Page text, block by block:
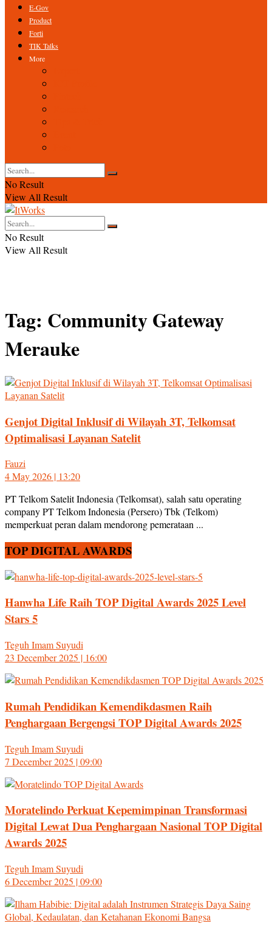
E-Gov
Product
Forti
TIK Talks
More
No Result
View All Result
No Result
View All Result
Tag: Community Gateway
Merauke
Genjot Digital Inklusif di Wilayah 3T, Telkomsat
Optimalisasi Layanan Satelit
Fauzi
4 May 2026 | 13:20
PT Telkom Satelit Indonesia (Telkomsat), salah satu operating
company PT Telkom Indonesia (Persero) Tbk (Telkom)
memperkuat peran dalam mendorong pemerataan ...
TOP DIGITAL AWARDS
Hanwha Life Raih TOP Digital Awards 2025 Level
Stars 5
Teguh Imam Suyudi
23 December 2025 | 16:00
Rumah Pendidikan Kemendikdasmen Raih
Penghargaan Bergengsi TOP Digital Awards 2025
Teguh Imam Suyudi
7 December 2025 | 09:00
Moratelindo Perkuat Kepemimpinan Transformasi
Digital Lewat Dua Penghargaan Nasional TOP Digital
Awards 2025
Teguh Imam Suyudi
6 December 2025 | 09:00